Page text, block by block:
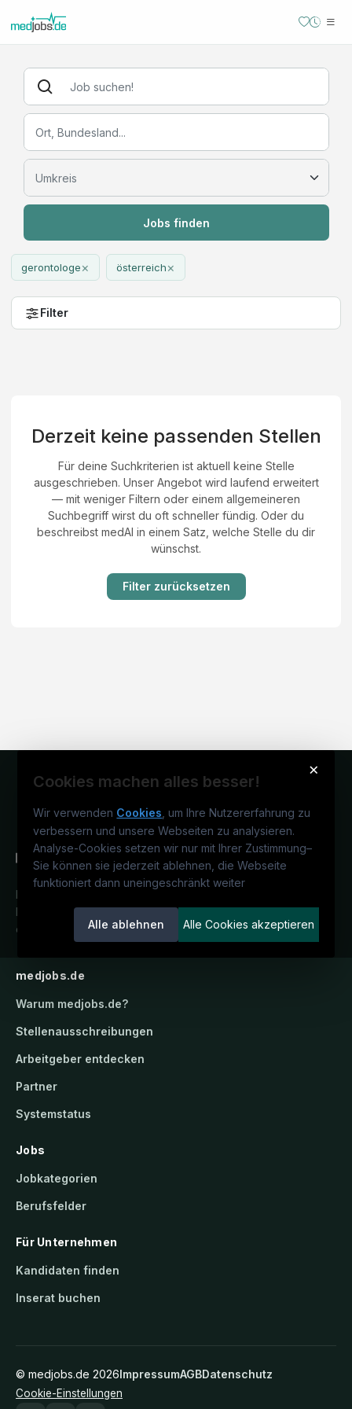
Jobs finden
gerontologe× österreich×
Filter
Derzeit keine passenden Stellen
Für deine Suchkriterien ist aktuell keine Stelle
ausgeschrieben. Unser Angebot wird laufend erweitert
— mit weniger Filtern oder einem allgemeineren
Suchbegriff wirst du oft schneller fündig. Oder du
beschreibst medAI in einem Satz, welche Stelle du dir
wünschst.
Filter zurücksetzen
×
Cookies machen alles besser!
Wir verwenden Cookies , um Ihre Nutzererfahrung zu
verbessern und unsere Webseiten zu analysieren.
Analyse-Cookies setzen wir nur mit Ihrer Zustimmung–
Sie können sie jederzeit ablehnen, die Webseite
funktioniert dann uneingeschränkt weiter
Alle ablehnen Alle Cookies akzeptieren
Deutschlands medizinisches
Karriereportal.Ein Service der
candidatis GmbH.
medjobs.de
Warum medjobs.de?
Stellenausschreibungen
Arbeitgeber entdecken
Partner
Systemstatus
Jobs
Jobkategorien
Berufsfelder
Für Unternehmen
Kandidaten finden
Inserat buchen
© medjobs.de 2026ImpressumAGBDatenschutz
Cookie-Einstellungen